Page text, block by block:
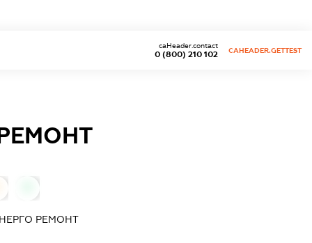
0 (800) 210 102
caHeader.contact
CAHEADER.GETTEST
РЕМОНТ